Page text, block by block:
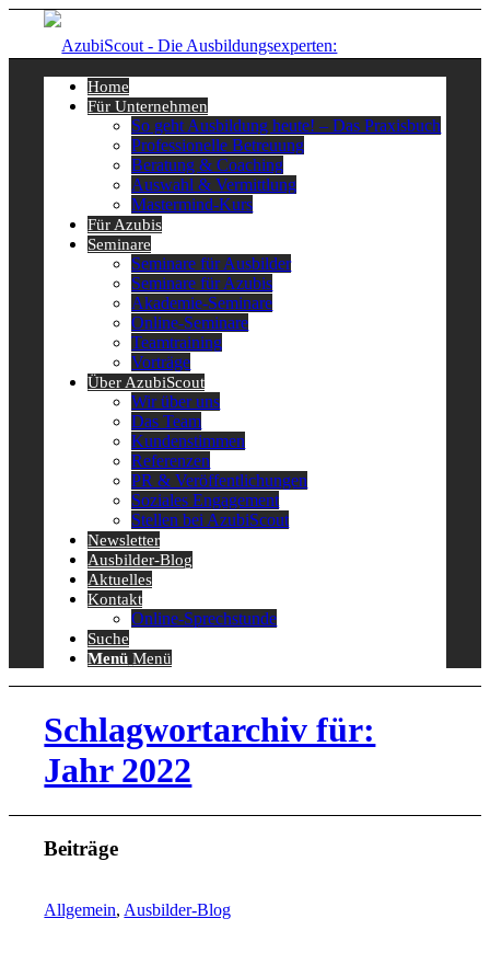
Home
Für Unternehmen
So geht Ausbildung heute! – Das Praxisbuch
Professionelle Betreuung
Beratung & Coaching
Auswahl & Vermittlung
Mastermind-Kurs
Für Azubis
Seminare
Seminare für Ausbilder
Seminare für Azubis
Akademie-Seminare
Online-Seminare
Teamtraining
Vorträge
Über AzubiScout
Wir über uns
Das Team
Kundenstimmen
Referenzen
PR & Veröffentlichungen
Soziales Engagement
Stellen bei AzubiScout
Newsletter
Ausbilder-Blog
Aktuelles
Kontakt
Online-Sprechstunde
Suche
Menü Menü
Schlagwortarchiv für:
Jahr 2022
Beiträge
Allgemein, Ausbilder-Blog